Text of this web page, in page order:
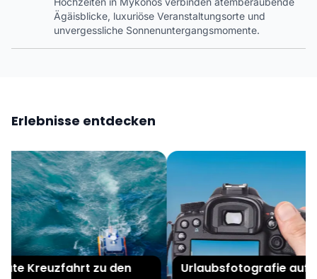
Ägäisblicke, luxuriöse Veranstaltungsorte und
unvergessliche Sonnenuntergangsmomente.
Erlebnisse entdecken
Kreuzfahrt zu den
Urlaubsfotografie auf